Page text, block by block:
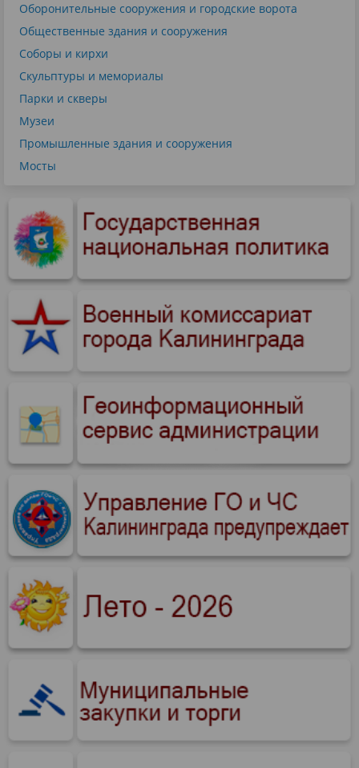
Оборонительные сооружения и городские ворота
Общественные здания и сооружения
Соборы и кирхи
Скульптуры и мемориалы
Парки и скверы
Музеи
Промышленные здания и сооружения
Мосты